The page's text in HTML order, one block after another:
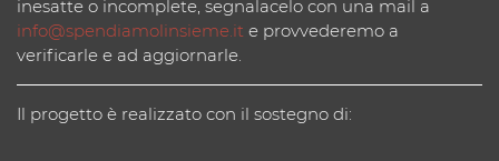
inesatte o incomplete, segnalacelo con una mail a
info@spendiamolinsieme.it e provvederemo a
verificarle e ad aggiornarle.
Il progetto è realizzato con il sostegno di: